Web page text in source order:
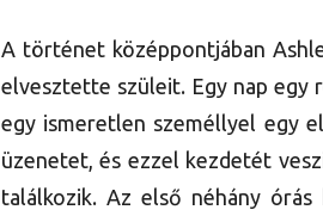
A történet középpontjában
elvesztette szüleit. Egy nap egy
egy ismeretlen személlyel egy
üzenetet, és ezzel kezdetét
találkozik. Az első néhány